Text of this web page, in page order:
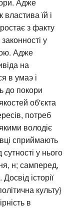
Адже
їй і
з факту
у
Адже
на
в умаэ і
до покори
об'єкта
потреб
володіє
сприймають
у нього
н; самперед,
історії
культу}
в